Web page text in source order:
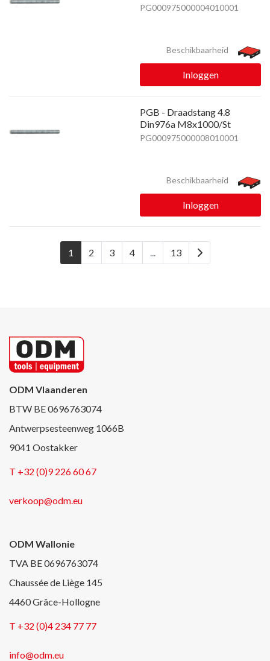
PG000975000004010001
Beschikbaarheid
Inloggen
PGB - Draadstang 4.8
Din976a M8x1000/St
PG000975000008010001
Beschikbaarheid
Inloggen
1 2 3 4 ... 13
ODM Vlaanderen
BTW BE 0696763074
Antwerpsesteenweg 1066B
9041 Oostakker
T +32 (0)9 226 60 67
verkoop@odm.eu
ODM Wallonie
TVA BE 0696763074
Chaussée de Liège 145
4460 Grâce-Hollogne
T +32 (0)4 234 77 77
info@odm.eu